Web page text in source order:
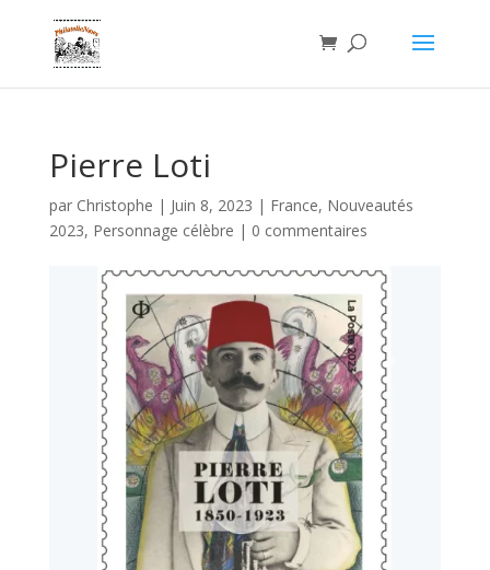
Pierre Loti
par Christophe | Juin 8, 2023 | France, Nouveautés
2023, Personnage célèbre | 0 commentaires